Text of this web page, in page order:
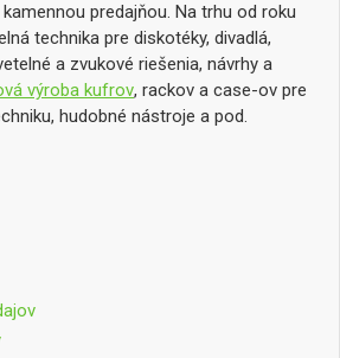
predajňou. Na trhu od roku
technika pre diskotéky, divadlá,
a zvukové riešenia, návrhy a
výroba kufrov, rackov a case-ov pre
hudobné nástroje a pod.